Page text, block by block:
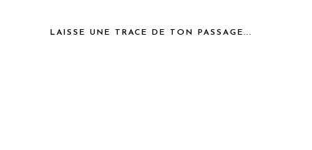
LAISSE UNE TRACE DE TON PASSAGE...